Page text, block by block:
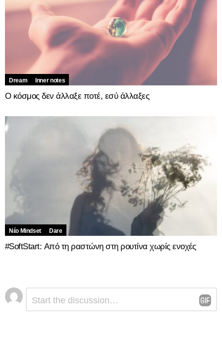
Dream Inner notes
Ο κόσμος δεν άλλαξε ποτέ, εσύ άλλαξες
Νέο Mindset Dare
#SoftStart: Από τη ραστώνη στη ρουτίνα χωρίς ενοχές
Αφήστε
μια
απάντηση